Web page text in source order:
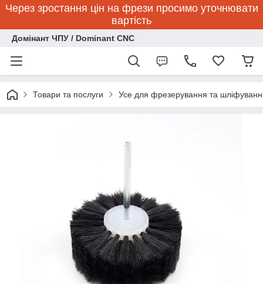
Через зростання цін на фрези просимо уточнювати
вартість
Домінант ЧПУ / Dominant CNC
Товари та послуги Усе для фрезерування та